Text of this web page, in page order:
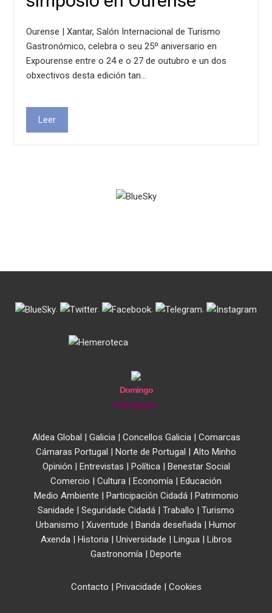
Ourense | Xantar, Salón Internacional de Turismo
Gastronómico, celebra o seu 25º aniversario en
Expourense entre o 24 e o 27 de outubro e un dos
obxectivos desta edición tan…
Leer
. . . .
Domingo
9 de Agosto
Aldea Global | Galicia| Concellos Galicia| Comarcas
Cámaras Portugal | Norte de Portugal | Alto Minho
Opinión | Entrevistas | Política| Benestar Social
Comercio | Cultura | Economía | Educación
Medio Ambiente | Participación Cidadá| Patrimonio
Sanidade | Seguridade Cidadá | Traballo | Turismo
Urbanismo | Xuventude | Banda deseñada | Humor
Axenda| Historia| Universidade | Lingua| Libros
Gastronomía | Deporte
Contacto | Privacidade | Cookies